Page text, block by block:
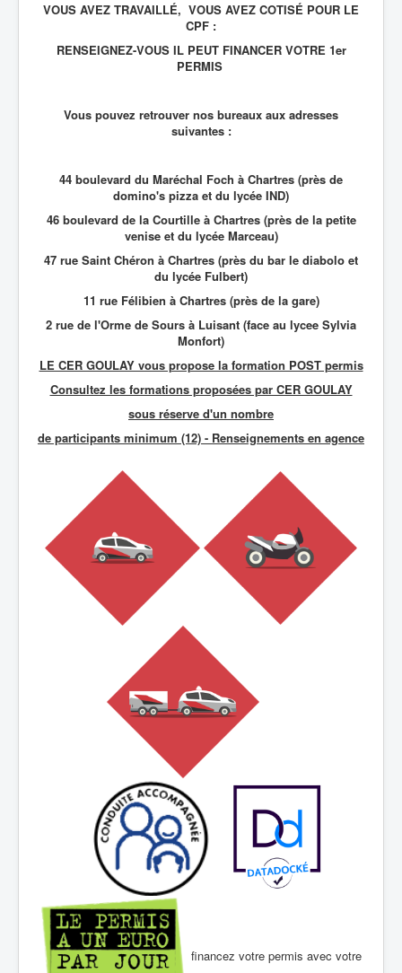
VOUS AVEZ TRAVAILLÉ, VOUS AVEZ COTISÉ POUR LE
CPF :
RENSEIGNEZ-VOUS IL PEUT FINANCER VOTRE 1er
PERMIS
Vous pouvez retrouver nos bureaux aux adresses
suivantes :
44 boulevard du Maréchal Foch à Chartres (près de
domino's pizza et du lycée IND)
46 boulevard de la Courtille à Chartres (près de la petite
venise et du lycée Marceau)
47 rue Saint Chéron à Chartres (près du bar le diabolo et
du lycée Fulbert)
11 rue Félibien à Chartres (près de la gare)
2 rue de l'Orme de Sours à Luisant (face au lycee Sylvia
Monfort)
LE CER GOULAY vous propose la formation POST permis
Consultez les formations proposées par CER GOULAY
sous réserve d'un nombre
de participants minimum (12) - Renseignements en agence
financez votre permis avec votre